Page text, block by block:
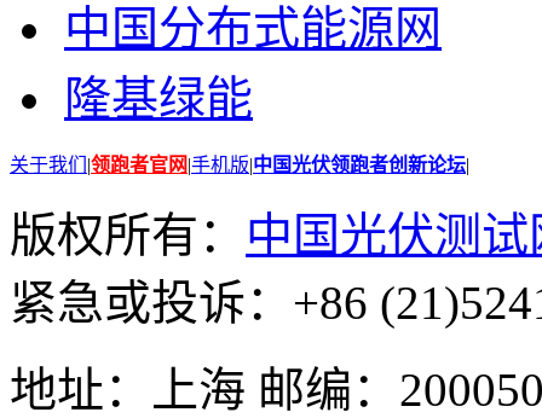
中国分布式能源网
隆基绿能
关于我们 |领跑者官网|手机版|中国光伏领跑者创新论坛|
版权所有： 中国光伏测试
紧急或投诉：+86
地址：上海 邮编：